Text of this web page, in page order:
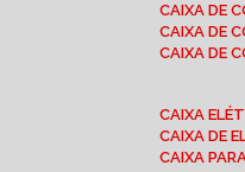
CAIXA DE
CAIXA DE
CAIXA DE
CAIXA
CAIXA DE
CAIXA